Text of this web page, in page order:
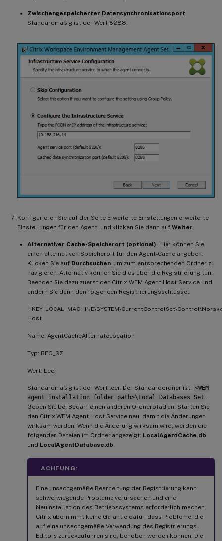
Zwischengespeicherter Datensynchronisationsport
Standardmäßig ist der Wert 8288.
Konfigurieren Sie auf der Seite Erweiterte Einstellungen erweiterte
Einstellungen für den Agent, und klicken Sie dann auf Weiter.
Alternativer Cache-Speicherort (optional). Hier können Sie
einen alternativen Speicherort für den Agent-Cache angeben.
Klicken Sie auf Durchsuchen, um zum entsprechenden Ordner zu
navigieren. Alternativ können Sie dies über die Registrierung tun.
Beenden Sie dazu zuerst den Citrix WEM Agent Host Service und
ändern Sie dann den folgenden Registrierungsschlüssel.
Host
Name: AgentCacheAlternateLocation
Typ: REG_SZ
Wert: Leer
Standardmäßig ist der Wert leer. Der Standardordner ist: <WEM
agent installation folder path>\Local Databases Set .
Geben Sie bei Bedarf einen anderen Ordnerpfad an. Starten Sie
den Citrix WEM Agent Host Service neu, damit die Änderungen
wirksam werden. Wenn die Änderung wirksam wird, werden die
folgenden Dateien im Ordner angezeigt: LocalAgentCache.db
und LocalAgentDatabase.db.
ACHTUNG:
Eine unsachgemäße Bearbeitung der Registrierung kann
schwerwiegende Probleme verursachen und eine
Neuinstallation des Betriebssystems erforderlich machen.
Citrix übernimmt keine Garantie dafür, dass Probleme, die
auf eine unsachgemäße Verwendung des Registrierungs-
Editors zurückzuführen sind, behoben werden können. Die